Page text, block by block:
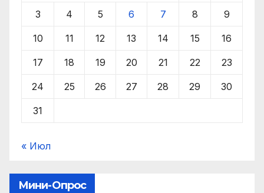
3 4 5 6 7 8 9
10 11 12 13 14 15 16
17 18 19 20 21 22 23
24 25 26 27 28 29 30
31
« Июл
Мини-Опрос